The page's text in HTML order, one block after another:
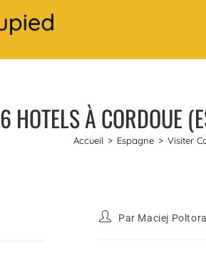
6 HOTELS À CORDOUE
Accueil > Espagne > Visiter
Par Maciej